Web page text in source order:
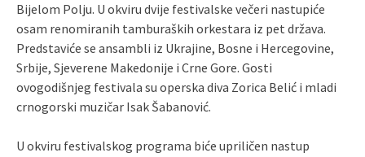
Bijelom Polju. U okviru dvije festivalske večeri nastupiće
osam renomiranih tamburaških orkestara iz pet država.
Predstaviće se ansambli iz Ukrajine, Bosne i Hercegovine,
Srbije, Sjeverene Makedonije i Crne Gore. Gosti
ovogodišnjeg festivala su operska diva Zorica Belić i mladi
crnogorski muzičar Isak Šabanović.
U okviru festivalskog programa biće upriličen nastup